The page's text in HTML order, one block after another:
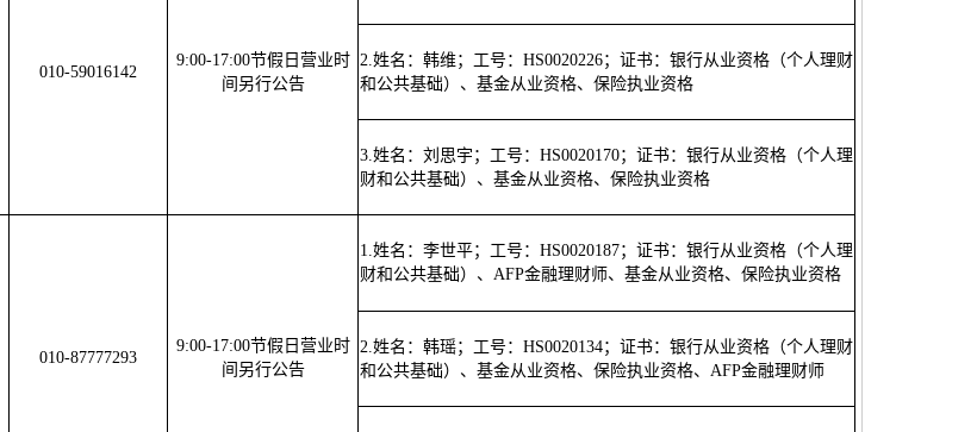
010-59016142
9:00-17:00节假日营业时
间另行公告
2.姓名：韩维；工号：HS0020226；证书：银行从业资格（个人理财
和公共基础）、基金从业资格、保险执业资格
3.姓名：刘思宇；工号：HS0020170；证书：银行从业资格（个人理
财和公共基础）、基金从业资格、保险执业资格
010-87777293
9:00-17:00节假日营业时
间另行公告
1.姓名：李世平；工号：HS0020187；证书：银行从业资格（个人理
财和公共基础）、AFP金融理财师、基金从业资格、保险执业资格
2.姓名：韩瑶；工号：HS0020134；证书：银行从业资格（个人理财
和公共基础）、基金从业资格、保险执业资格、AFP金融理财师